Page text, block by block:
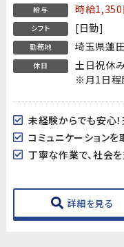
給与 時給1,350
シフト [日勤]
勤務地 埼玉県蓮
休日
土日祝休
※月1日程
未経験からでも安心
コミュニケーション
丁寧な作業で、社会
詳細を見る